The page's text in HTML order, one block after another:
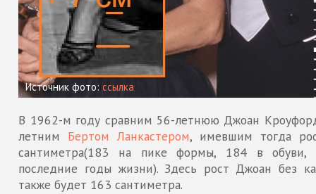
Источник фото:ссылка
В 1962-м году сравним 56-летнюю Джоан
летним Бертом Ланкастером, имевшим тогда
сантиметра(183 на пике формы, 184 в
последние годы жизни). Здесь рост Джоан без
также будет 163 сантиметра.